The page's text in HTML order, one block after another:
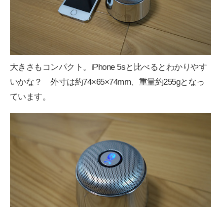
大きさもコンパクト。iPhone 5sと比べるとわかりやす
いかな？ 外寸は約74×65×74mm、重量約255gとなっ
ています。